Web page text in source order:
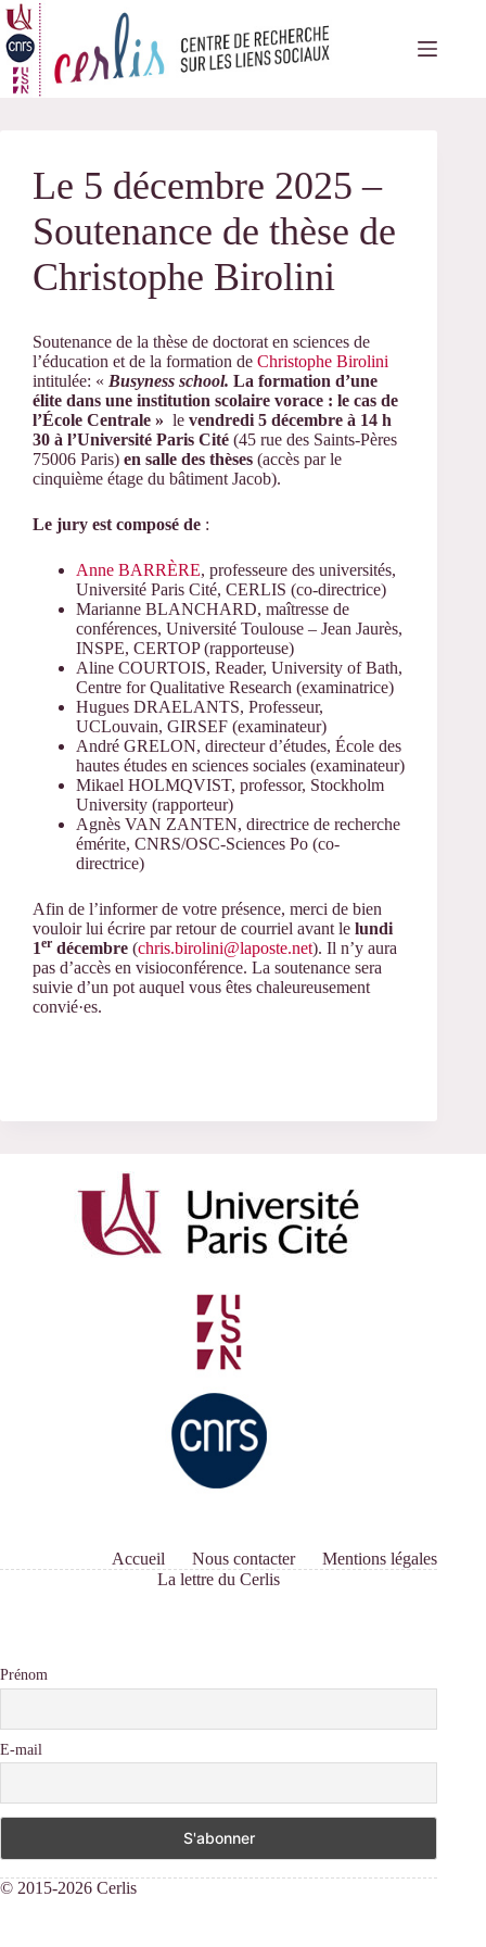
Passer
au
contenu
Le 5 décembre 2025 –
Soutenance de thèse de
Christophe Birolini
Soutenance de la thèse de doctorat en sciences de
l’éducation et de la formation de Christophe Birolini
intitulée: « Busyness school. La formation d’une
élite dans une institution scolaire vorace : le cas de
l’École Centrale » le vendredi 5 décembre à 14 h
30 à l’Université Paris Cité (45 rue des Saints-Pères
75006 Paris) en salle des thèses (accès par le
cinquième étage du bâtiment Jacob).
Le jury est composé de :
Anne BARRÈRE, professeure des universités,
Université Paris Cité, CERLIS (co-directrice)
Marianne BLANCHARD, maîtresse de
conférences, Université Toulouse – Jean Jaurès,
INSPE, CERTOP (rapporteuse)
Aline COURTOIS, Reader, University of Bath,
Centre for Qualitative Research (examinatrice)
Hugues DRAELANTS, Professeur,
UCLouvain, GIRSEF (examinateur)
André GRELON, directeur d’études, École des
hautes études en sciences sociales (examinateur)
Mikael HOLMQVIST, professor, Stockholm
University (rapporteur)
Agnès VAN ZANTEN, directrice de recherche
émérite, CNRS/OSC-Sciences Po (co-
directrice)
Afin de l’informer de votre présence, merci de bien
vouloir lui écrire par retour de courriel avant le lundi
1er décembre (chris.birolini@laposte.net). Il n’y aura
pas d’accès en visioconférence. La soutenance sera
suivie d’un pot auquel vous êtes chaleureusement
convié·es.
Accueil Nous contacter
Mentions légales
La lettre du Cerlis
Prénom
E-mail
© 2015-2026 Cerlis